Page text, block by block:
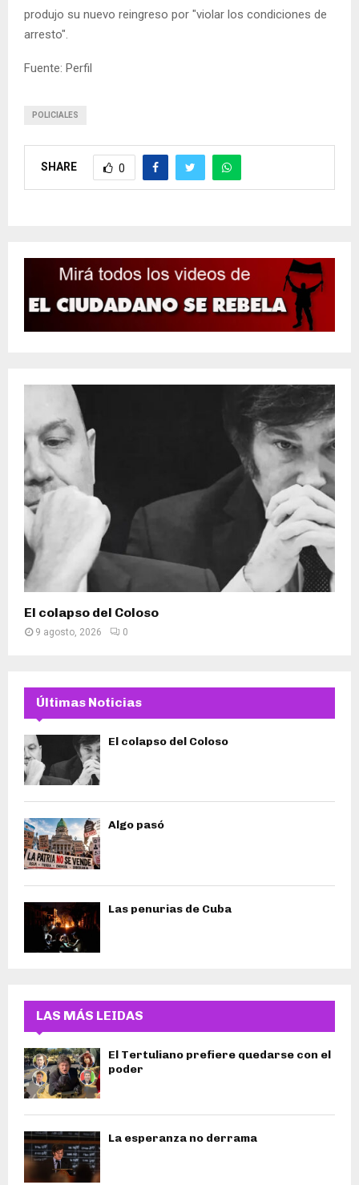
produjo su nuevo reingreso por "violar los condiciones de
arresto".
Fuente: Perfil
POLICIALES
SHARE 0
El colapso del Coloso
9 agosto, 2026 0
Últimas Noticias
El colapso del Coloso
Algo pasó
Las penurias de Cuba
LAS MÁS LEIDAS
El Tertuliano prefiere quedarse con el
poder
La esperanza no derrama